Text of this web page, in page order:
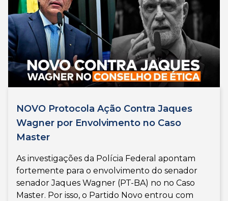
NOVO Protocola Ação Contra Jaques
Wagner por Envolvimento no Caso
Master
As investigações da Polícia Federal apontam
fortemente para o envolvimento do senador
senador Jaques Wagner (PT-BA) no no Caso
Master. Por isso, o Partido Novo entrou com